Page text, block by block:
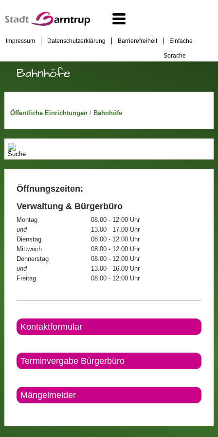
Impressum Datenschutzerklärung Barrierefreiheit Einfache
Sprache
Bahnhöfe
Öffentliche Einrichtungen/ Bahnhöfe
Öffnungszeiten:
Verwaltung & Bürgerbüro
Montag
08.00 - 12.00 Uhr
und
13.00 - 17.00 Uhr
Dienstag
08.00 - 12.00 Uhr
Mittwoch
08.00 - 12.00 Uhr
Donnerstag
08.00 - 12.00 Uhr
und
13.00 - 16.00 Uhr
Freitag
08.00 - 12:00 Uhr
Kontaktformular
Terminvergabe Bürgerbüro
Mängelmelder